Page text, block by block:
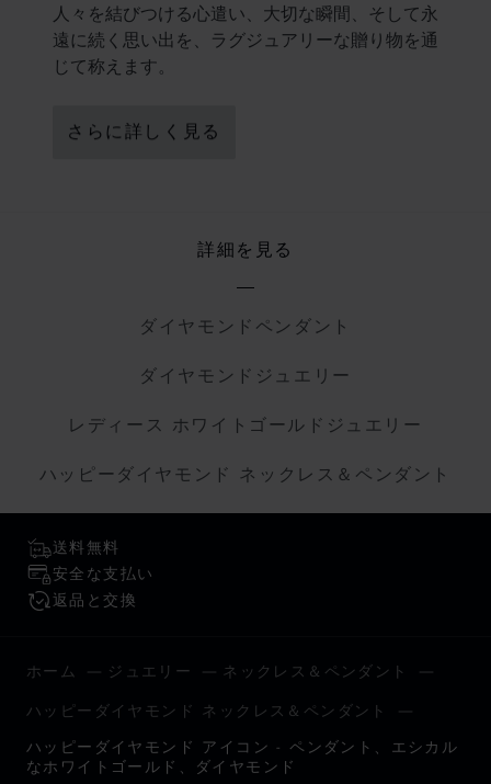
人々を結びつける心遣い、大切な瞬間、そして永
遠に続く思い出を、ラグジュアリーな贈り物を通
じて称えます。
さらに詳しく見る
詳細を見る
ダイヤモンドペンダント
ダイヤモンドジュエリー
レディース ホワイトゴールドジュエリー
ハッピーダイヤモンド ネックレス＆ペンダント
送料無料
安全な支払い
返品と交換
ホーム ジュエリー ネックレス＆ペンダント
ハッピーダイヤモンド ネックレス＆ペンダント
ハッピーダイヤモンド アイコン - ペンダント、エシカル
なホワイトゴールド、ダイヤモンド